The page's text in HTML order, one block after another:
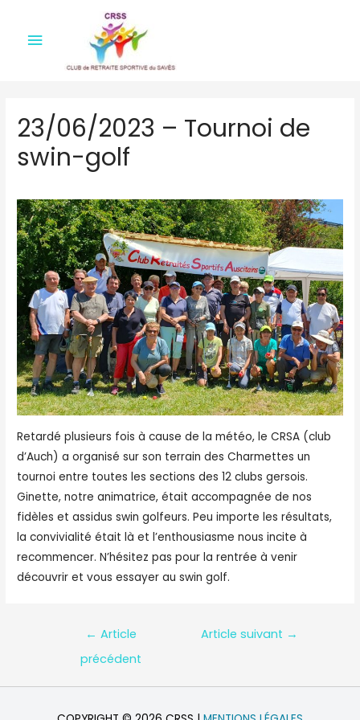
Menu
principal
23/06/2023 – Tournoi de
swin-golf
Retardé plusieurs fois à cause de la météo, le CRSA (club
d’Auch) a organisé sur son terrain des Charmettes un
tournoi entre toutes les sections des 12 clubs gersois.
Ginette, notre animatrice, était accompagnée de nos
fidèles et assidus swin golfeurs. Peu importe les résultats,
la convivialité était là et l’enthousiasme nous incite à
recommencer. N’hésitez pas pour la rentrée à venir
découvrir et vous essayer au swin golf.
Navigation
l’article
← Article
précédent
Article suivant →